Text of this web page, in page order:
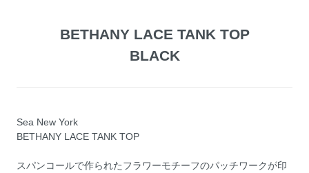
BETHANY LACE TANK TOP
BLACK
Sea New York
BETHANY LACE TANK TOP
スパンコールで作られたフラワーモチーフのパッチワークが印